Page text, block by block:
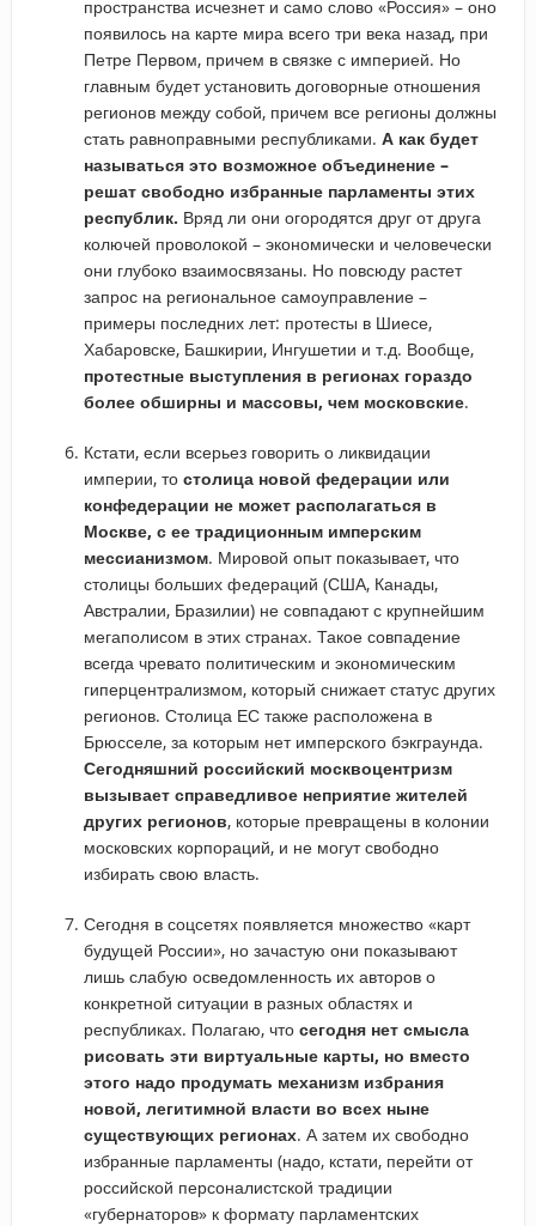
пространства исчезнет и само слово «Россия» – оно
появилось на карте мира всего три века назад, при
Петре Первом, причем в связке с империей. Но
главным будет установить договорные отношения
регионов между собой, причем все регионы должны
стать равноправными республиками. А как будет
называться это возможное объединение –
решат свободно избранные парламенты этих
республик. Вряд ли они огородятся друг от друга
колючей проволокой – экономически и человечески
они глубоко взаимосвязаны. Но повсюду растет
запрос на региональное самоуправление –
примеры последних лет: протесты в Шиесе,
Хабаровске, Башкирии, Ингушетии и т.д. Вообще,
протестные выступления в регионах гораздо
более обширны и массовы, чем московские.
Кстати, если всерьез говорить о ликвидации
империи, тостолица новой федерации или
конфедерации не может располагаться в
Москве, с ее традиционным имперским
мессианизмом. Мировой опыт показывает, что
столицы больших федераций (США, Канады,
Австралии, Бразилии) не совпадают с крупнейшим
мегаполисом в этих странах. Такое совпадение
всегда чревато политическим и экономическим
гиперцентрализмом, который снижает статус других
регионов. Столица ЕС также расположена в
Брюсселе, за которым нет имперского бэкграунда.
Сегодняшний российский москвоцентризм
вызывает справедливое неприятие жителей
других регионов, которые превращены в колонии
московских корпораций, и не могут свободно
избирать свою власть.
Сегодня в соцсетях появляется множество «карт
будущей России», но зачастую они показывают
лишь слабую осведомленность их авторов о
конкретной ситуации в разных областях и
республиках. Полагаю, что сегодня нет смысла
рисовать эти виртуальные карты, но вместо
этого надо продумать механизм избрания
новой, легитимной власти во всех ныне
существующих регионах. А затем их свободно
избранные парламенты (надо, кстати, перейти от
российской персоналистской традиции
«губернаторов» к формату парламентских